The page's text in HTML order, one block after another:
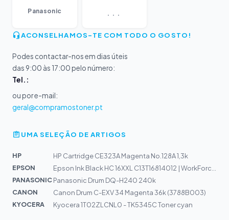
Panasonic ...
ACONSELHAMOS-TE COM TODO O GOSTO!
Podes contactar-nos em dias úteis
das 9:00 às 17:00 pelo número:
Tel.:
ou por e-mail:
geral@compramostoner.pt
UMA SELEÇÃO DE ARTIGOS
HP
HP Cartridge CE323A Magenta No.128A 1,3k
EPSON
PANASONICPanasonic Drum DQ-H240 240k
CANON
Canon Drum C-EXV 34 Magenta 36k (3788B003)
KYOCERA
Kyocera 1T02ZLCNL0 - TK5345C Toner cyan